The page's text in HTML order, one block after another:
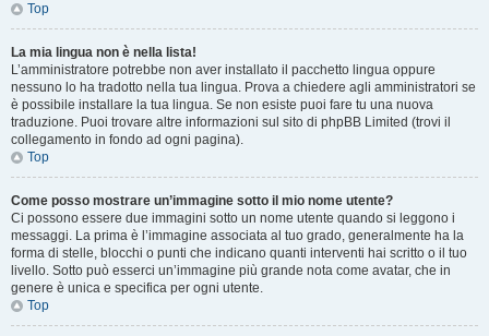
Top
La mia lingua non è nella lista!
L’amministratore potrebbe non aver installato il pacchetto lingua oppure
nessuno lo ha tradotto nella tua lingua. Prova a chiedere agli amministratori se
è possibile installare la tua lingua. Se non esiste puoi fare tu una nuova
traduzione. Puoi trovare altre informazioni sul sito di phpBB Limited (trovi il
collegamento in fondo ad ogni pagina).
Top
Come posso mostrare un’immagine sotto il mio nome utente?
Ci possono essere due immagini sotto un nome utente quando si leggono i
messaggi. La prima è l’immagine associata al tuo grado, generalmente ha la
forma di stelle, blocchi o punti che indicano quanti interventi hai scritto o il tuo
livello. Sotto può esserci un’immagine più grande nota come avatar, che in
genere è unica e specifica per ogni utente.
Top